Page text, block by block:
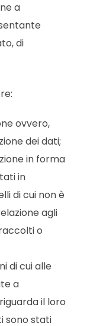
a
di
ovvero,
dei dati;
in forma
in
di cui non è
agli
o
di cui alle
a
il loro
sono stati